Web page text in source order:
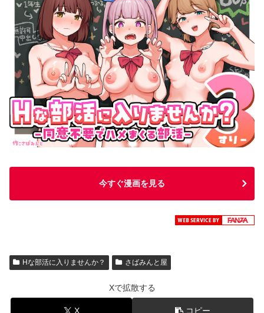
今すぐ漫画を見る
Hな部活に入りませんか？ さばみんと屋
Xで拡散する
X コピー